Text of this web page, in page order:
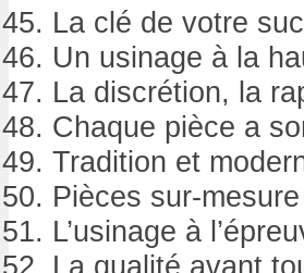
La clé de votre
Un usinage à la
La discrétion, la
Chaque pièce a
Tradition et
Pièces sur-
L’usinage à
La qualité avant